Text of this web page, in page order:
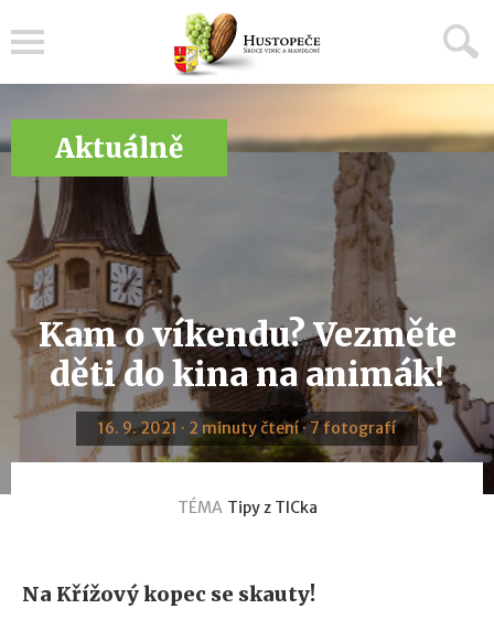
Aktuálně
Kam o víkendu? Vezměte
děti do kina na animák!
16. 9. 2021 · 2 minuty čtení · 7 fotografí
TÉMA Tipy z TICka
Na Křížový kopec se skauty!